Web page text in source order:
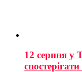
12 серпня у